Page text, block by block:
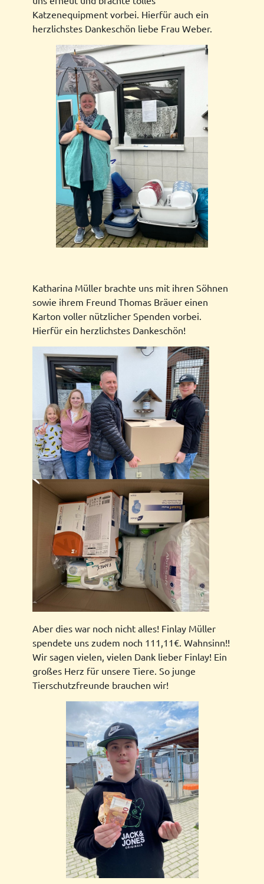
Katzenequipment vorbei. Hierfür auch ein
herzlichstes Dankeschön liebe Frau Weber.
Katharina Müller brachte uns mit ihren Söhnen
sowie ihrem Freund Thomas Bräuer einen
Karton voller nützlicher Spenden vorbei.
Hierfür ein herzlichstes Dankeschön!
Aber dies war noch nicht alles! Finlay Müller
spendete uns zudem noch 111,11€. Wahnsinn!!
Wir sagen vielen, vielen Dank lieber Finlay! Ein
großes Herz für unsere Tiere. So junge
Tierschutzfreunde brauchen wir!